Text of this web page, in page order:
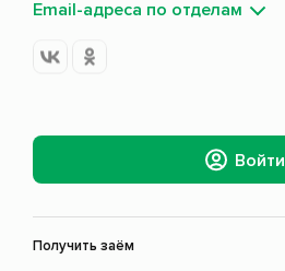
Получить заём
Email-адреса по отделам
Войти